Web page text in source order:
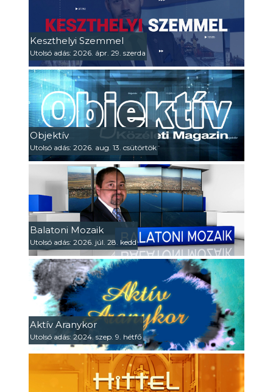
Keszthelyi Szemmel
Utolsó adás: 2026. ápr. 29. szerda
Objektív
Utolsó adás: 2026. aug. 13. csütörtök
Balatoni Mozaik
Utolsó adás: 2026. júl. 28. kedd
Aktív Aranykor
Utolsó adás: 2024. szep. 9. hétfő